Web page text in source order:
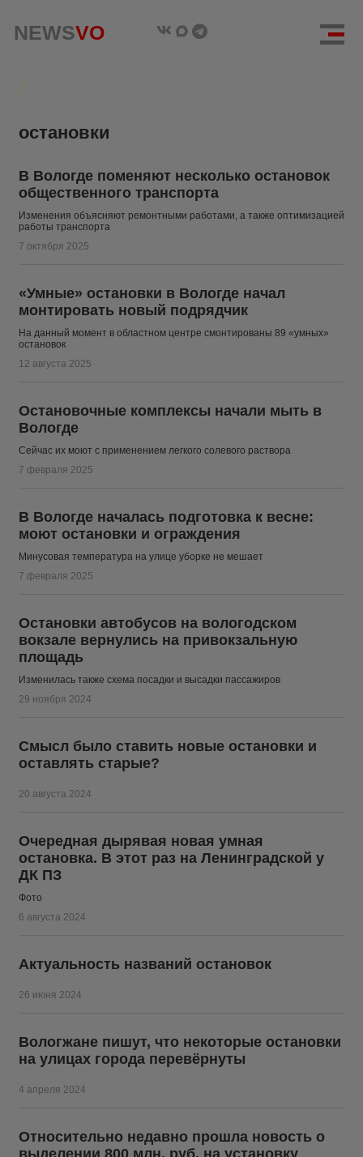
NEWSVO
NEWSVO
остановки
В Вологде поменяют несколько остановок
общественного транспорта
Изменения объясняют ремонтными работами, а также оптимизацией
работы транспорта
7 октября 2025
«Умные» остановки в Вологде начал
монтировать новый подрядчик
На данный момент в областном центре смонтированы 89 «умных»
остановок
12 августа 2025
Остановочные комплексы начали мыть в
Вологде
Сейчас их моют с применением легкого солевого раствора
7 февраля 2025
В Вологде началась подготовка к весне:
моют остановки и ограждения
Минусовая температура на улице уборке не мешает
7 февраля 2025
Остановки автобусов на вологодском
вокзале вернулись на привокзальную
площадь
Изменилась также схема посадки и высадки пассажиров
29 ноября 2024
Смысл было ставить новые остановки и
оставлять старые?
20 августа 2024
Очередная дырявая новая умная
остановка. В этот раз на Ленинградской у
ДК ПЗ
Фото
6 августа 2024
Актуальность названий остановок
26 июня 2024
Вологжане пишут, что некоторые остановки
на улицах города перевёрнуты
4 апреля 2024
Относительно недавно прошла новость о
выделении 800 млн. руб. на установку